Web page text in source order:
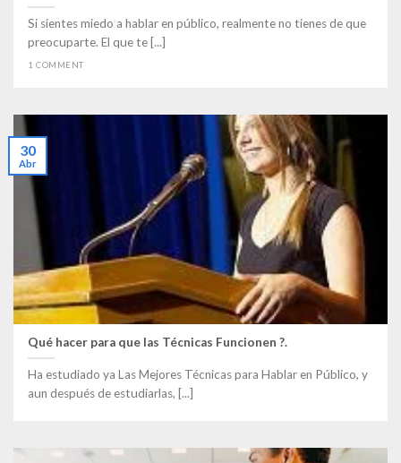
Si sientes miedo a hablar en público, realmente no tienes de que
preocuparte. El que te [...]
1 COMMENT
Qué hacer para que las Técnicas Funcionen ?.
Ha estudiado ya Las Mejores Técnicas para Hablar en Público, y
aun después de estudiarlas, [...]
30
Abr